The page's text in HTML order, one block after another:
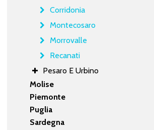
Corridonia
Montecosaro
Morrovalle
Recanati
Pesaro E Urbino
Molise
Piemonte
Puglia
Sardegna